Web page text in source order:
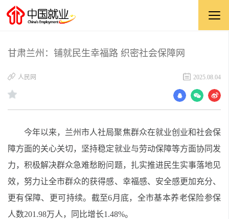
甘肃兰州：铺就民生幸福路 织密社会保障网
​人民网 2025.08.04
今年以来，兰州市人社局聚焦群众在就业创业和社会保
障方面的关心关切，坚持稳定就业与劳动保障等方面协同发
力，积极解决群众急难愁盼问题，扎实推进民生实事落地见
效，努力让全市群众的获得感、幸福感、安全感更加充分、
更有保障、更可持续。截至6月底，全市基本养老保险参保
人数201.98万人，同比增长1.48%。